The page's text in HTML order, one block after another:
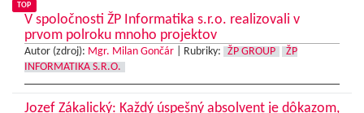
TOP
V spoločnosti ŽP Informatika s.r.o. realizovali v
prvom polroku mnoho projektov
Autor (zdroj): Mgr. Milan Gončár Rubriky: ŽP GROUP
ŽP
INFORMATIKA S.R.O.
Jozef Zákalický: Každý úspešný absolvent je dôkazom,